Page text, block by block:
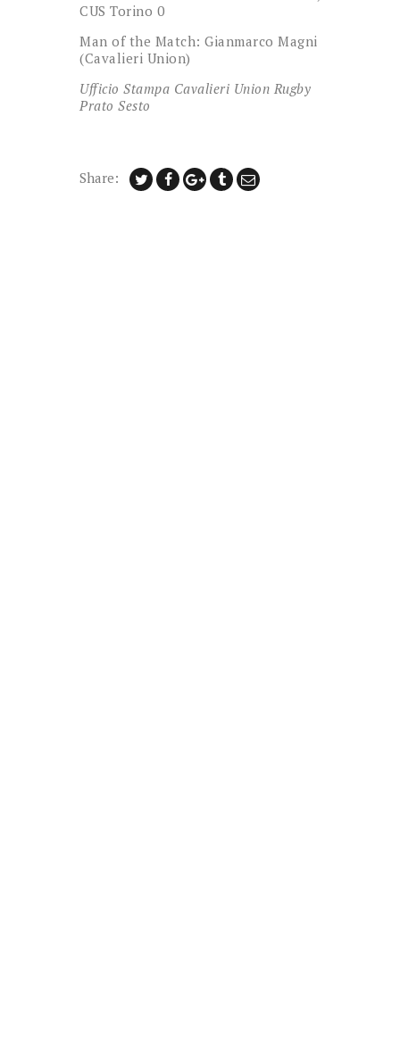
CUS Torino 0
Man of the Match: Gianmarco Magni
(Cavalieri Union)
Ufficio Stampa Cavalieri Union Rugby
Prato Sesto
Share: